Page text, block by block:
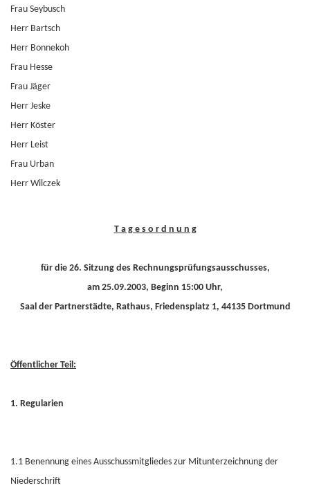
Frau Seybusch
Herr Bartsch
Herr Bonnekoh
Frau Hesse
Frau Jäger
Herr Jeske
Herr Köster
Herr Leist
Frau Urban
Herr Wilczek
T a g e s o r d n u n g
für die 26. Sitzung des Rechnungsprüfungsausschusses,
am 25.09.2003, Beginn 15:00 Uhr,
Saal der Partnerstädte, Rathaus, Friedensplatz 1, 44135 Dortmund
Öffentlicher Teil:
1. Regularien
1.1 Benennung eines Ausschussmitgliedes zur Mitunterzeichnung der
Niederschrift